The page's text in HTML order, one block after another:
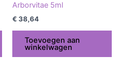
Arborvitae 5ml
€ 38,64
Toevoegen aan
winkelwagen